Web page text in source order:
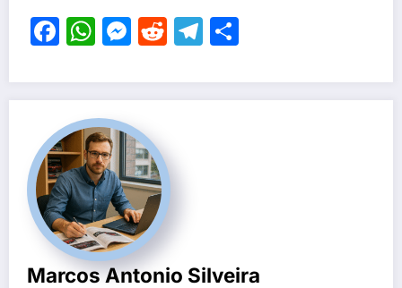
Facebook
WhatsApp
Messenger
RedditTelegram
Marcos Antonio Silveira